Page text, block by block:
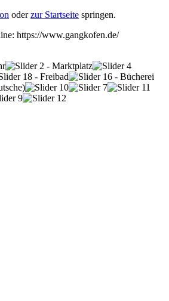
oderzur Startseite springen.
https://www.gangkofen.de/